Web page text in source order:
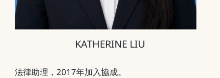
KATHERINE LIU
法律助理，2017年加入協成。